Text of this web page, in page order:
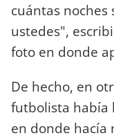
cuántas
ustedes",
foto en donde
De hecho, en
futbolista había
en donde hacía